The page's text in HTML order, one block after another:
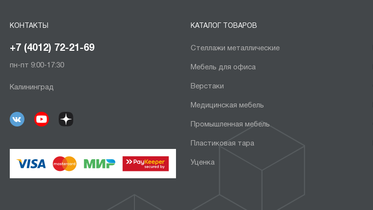
КОНТАКТЫ
+7 (4012) 72-21-69
пн-пт 9:00-17:30
Калининград
КАТАЛОГ ТОВАРОВ
Стеллажи металлические
Мебель для офиса
Верстаки
Медицинская мебель
Промышленная мебель
Пластиковая тара
Уценка